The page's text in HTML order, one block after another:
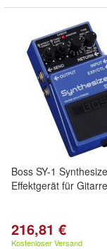
Boss SY-1
Effektgerät für Gitarre
216,81 €
Kostenloser Versand